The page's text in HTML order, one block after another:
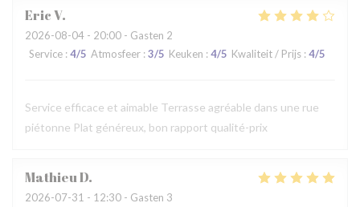
EricV
2026-08-04 - 20:00 - Gasten 2
Service : 4/5 Atmosfeer : 3/5 Keuken : 4/5 Kwaliteit / Prijs : 4/5
Service efficace et aimable Terrasse agréable dans une rue
piétonne Plat généreux, bon rapport qualité-prix
MathieuD
2026-07-31 - 12:30 - Gasten 3